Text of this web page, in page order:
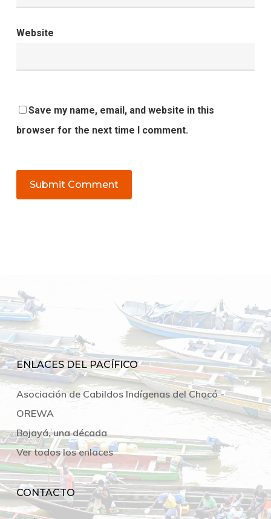
Website
Save my name, email, and website in this
browser for the next time I comment.
ENLACES DEL PACÍFICO
Asociación de Cabildos Indígenas del Chocó -
OREWA
Bojayá, una década
Ver todos los enlaces
CONTACTO